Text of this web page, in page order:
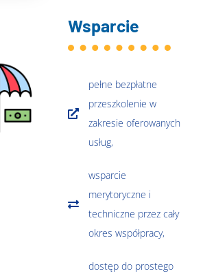
Wsparcie
pełne bezpłatne
przeszkolenie w
zakresie oferowanych
usług,
wsparcie
merytoryczne i
techniczne przez cały
okres współpracy,
dostęp do prostego